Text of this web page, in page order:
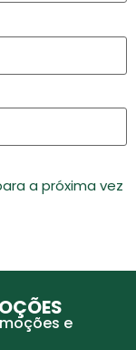
a próxima vez
e